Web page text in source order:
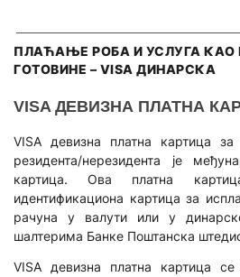
Девизна штедња
Дечја штедња
Е-СЕРВИСИ
Електронско банкарство
Мобилно банкарство
Google Pay
Е-СЕРВИСИ
OfficeBanking
E-commerce
ОСТАЛО
Документарно пословање
е-Фискализација
ПЛАЋАЊЕ РОБА И УСЛУГА
ГОТОВИНЕ – VISA ДИНАРСКА
VISA ДЕВИЗНА ПЛАТНА
VISA девизна платна картица
резидента/нерезидента је
картица. Ова платна
идентификациона картица за
рачуна у валути или у
шалтерима Банке Поштанска
VISA девизна платна картица